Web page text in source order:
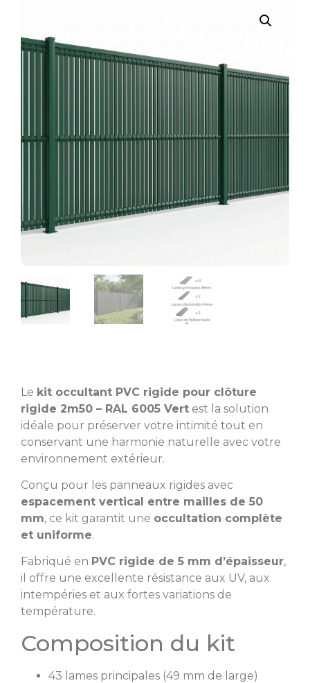
Le kit occultant PVC rigide pour clôture
rigide 2m50 – RAL 6005 Vert est la solution
idéale pour préserver votre intimité tout en
conservant une harmonie naturelle avec votre
environnement extérieur.
Conçu pour les panneaux rigides avec
espacement vertical entre mailles de 50
mm, ce kit garantit une occultation complète
et uniforme.
Fabriqué en PVC rigide de 5 mm d’épaisseur,
il offre une excellente résistance aux UV, aux
intempéries et aux fortes variations de
température.
Composition du kit
43 lames principales (49 mm de large)